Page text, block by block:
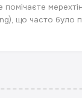
що часто було